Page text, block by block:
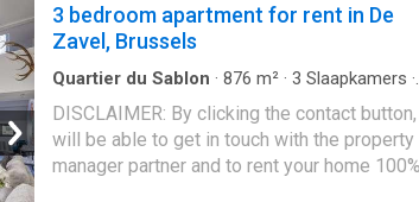
other monthly costs include insurance,
support, assistance
3 bedroom apartment for rent in De
Zavel, Brussels
Quartier du Sablon · 876 m² · 3 Slaapkamers ·
DISCLAIMER: By clicking the contact
will be able to get in touch with the property
manager partner and to rent your home 100%